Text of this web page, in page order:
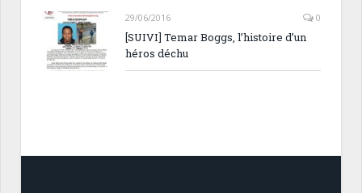
29/06/2016 0
[SUIVI] Temar Boggs, l’histoire d’un
héros déchu